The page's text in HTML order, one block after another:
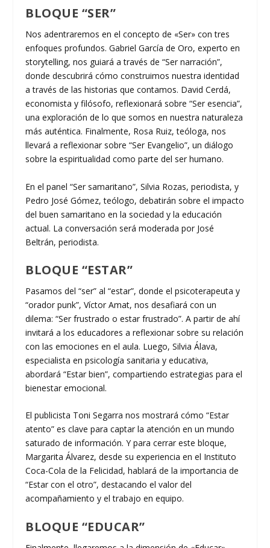
BLOQUE “SER”
Nos adentraremos en el concepto de «Ser» con tres
enfoques profundos. Gabriel García de Oro, experto en
storytelling, nos guiará a través de “Ser narración”,
donde descubrirá cómo construimos nuestra identidad
a través de las historias que contamos. David Cerdá,
economista y filósofo, reflexionará sobre “Ser esencia”,
una exploración de lo que somos en nuestra naturaleza
más auténtica. Finalmente, Rosa Ruiz, teóloga, nos
llevará a reflexionar sobre “Ser Evangelio”, un diálogo
sobre la espiritualidad como parte del ser humano.
En el panel “Ser samaritano”, Silvia Rozas, periodista, y
Pedro José Gómez, teólogo, debatirán sobre el impacto
del buen samaritano en la sociedad y la educación
actual. La conversación será moderada por José
Beltrán, periodista.
BLOQUE “ESTAR”
Pasamos del “ser” al “estar”, donde el psicoterapeuta y
“orador punk”, Víctor Amat, nos desafiará con un
dilema: “Ser frustrado o estar frustrado”. A partir de ahí
invitará a los educadores a reflexionar sobre su relación
con las emociones en el aula. Luego, Silvia Álava,
especialista en psicología sanitaria y educativa,
abordará “Estar bien”, compartiendo estrategias para el
bienestar emocional.
El publicista Toni Segarra nos mostrará cómo “Estar
atento” es clave para captar la atención en un mundo
saturado de información. Y para cerrar este bloque,
Margarita Álvarez, desde su experiencia en el Instituto
Coca-Cola de la Felicidad, hablará de la importancia de
“Estar con el otro”, destacando el valor del
acompañamiento y el trabajo en equipo.
BLOQUE “EDUCAR”